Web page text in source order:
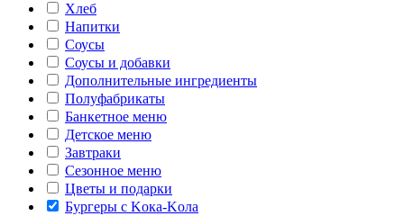
Хлеб
Напитки
Соусы
Соусы и добавки
Дополнительные ингредиенты
Полуфабрикаты
Банкетное меню
Детское меню
Завтраки
Сезонное меню
Цветы и подарки
Бургеры с Kока-Kола